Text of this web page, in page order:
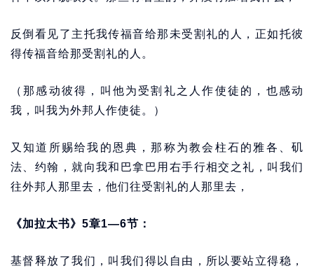
反倒看见了主托我传福音给那未受割礼的人，正如托彼
得传福音给那受割礼的人。
（那感动彼得，叫他为受割礼之人作使徒的，也感动
我，叫我为外邦人作使徒。）
又知道所赐给我的恩典，那称为教会柱石的雅各、矶
法、约翰，就向我和巴拿巴用右手行相交之礼，叫我们
往外邦人那里去，他们往受割礼的人那里去，
《加拉太书》5章1—6节：
基督释放了我们，叫我们得以自由，所以要站立得稳，